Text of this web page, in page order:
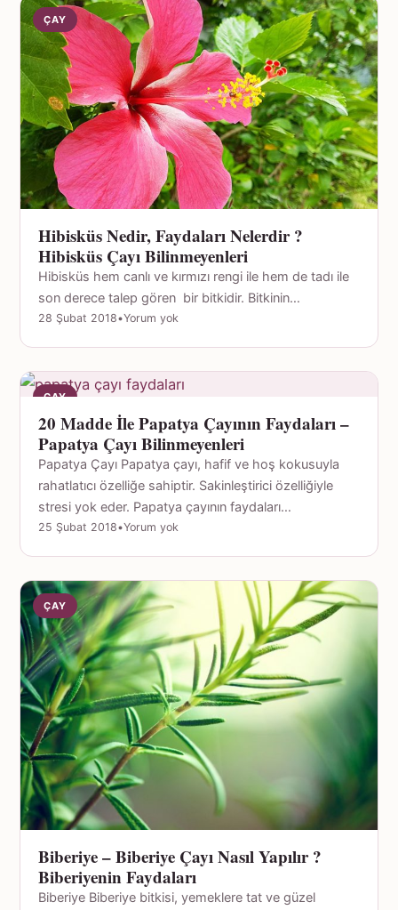
ÇAY
Hibisküs Nedir, Faydaları Nelerdir ?
Hibisküs Çayı Bilinmeyenleri
Hibisküs hem canlı ve kırmızı rengi ile hem de tadı ile
son derece talep gören bir bitkidir. Bitkinin…
28 Şubat 2018•Yorum yok
ÇAY
20 Madde İle Papatya Çayının Faydaları –
Papatya Çayı Bilinmeyenleri
Papatya Çayı Papatya çayı, hafif ve hoş kokusuyla
rahatlatıcı özelliğe sahiptir. Sakinleştirici özelliğiyle
stresi yok eder. Papatya çayının faydaları…
25 Şubat 2018•Yorum yok
ÇAY
Biberiye – Biberiye Çayı Nasıl Yapılır ?
Biberiyenin Faydaları
Biberiye Biberiye bitkisi, yemeklere tat ve güzel